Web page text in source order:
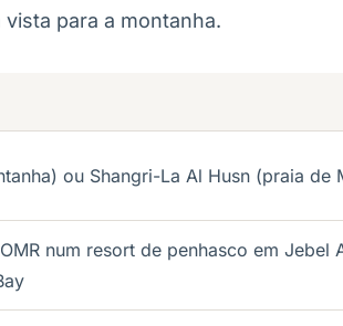
para a montanha.
ou Shangri-La Al Husn (praia de
num resort de penhasco em Jebel